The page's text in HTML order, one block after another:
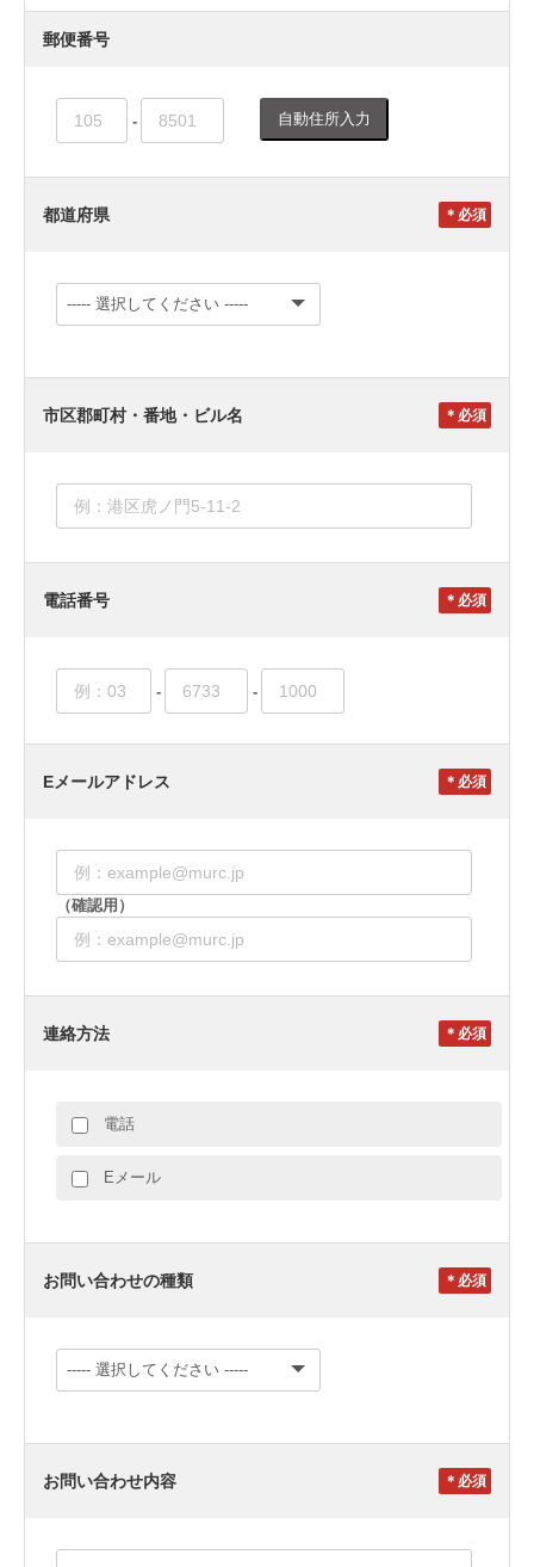
郵便番号
- 自動住所入力
都道府県 ＊
市区郡町村・番地・ビル名 ＊
電話番号 ＊
- -
Eメールアドレス ＊
（確認用）
連絡方法 ＊
電話
Eメール
お問い合わせの種類 ＊
お問い合わせ内容 ＊